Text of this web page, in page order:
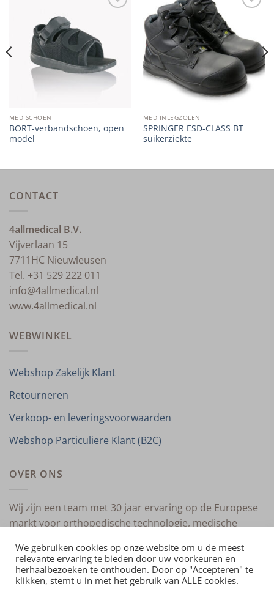
MED SCHOEN
BORT-verbandschoen, open
model
MED INLEGZOLEN
SPRINGER ESD-CLASS BT
suikerziekte
CONTACT
4allmedical B.V.
Vijverlaan 15
7711HC Nieuwleusen
Tel. +31 529 222 011
info@4allmedical.nl
www.4allmedical.nl
WEBWINKEL
Webshop Zakelijk Klant
Retourneren
Verkoop- en leveringsvoorwaarden
Webshop Particuliere Klant (B2C)
OVER ONS
Wij zijn een team met 30 jaar ervaring op de Europese
markt voor orthopedische technologie, medische
CONTACT
We gebruiken cookies op onze website om u de meest
relevante ervaring te bieden door uw voorkeuren en
herhaalbezoeken te onthouden. Door op "Accepteren" te
klikken, stemt u in met het gebruik van ALLE cookies.